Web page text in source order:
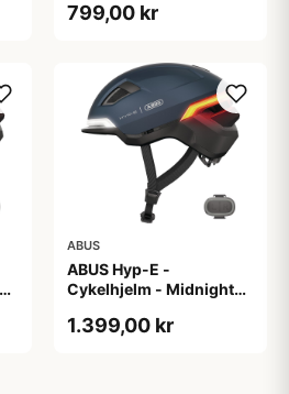
799,00 kr
ABUS
ABUS Hyp-E -
Cykelhjelm - Midnight
1.399,00 kr